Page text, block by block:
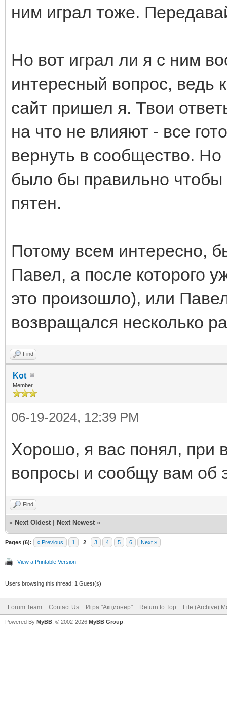
ним играл тоже.
Но вот играл ли я с ним
интересный вопрос, ведь
сайт пришел я. Твои
на что не влияют - все
вернуть в сообщество.
было бы правильно
пятен.
Потому всем интересно,
Павел, а после которого
это произошло), или
возвращался несколько
Find
Kot
Member
06-19-2024, 12:39 PM
Хорошо, я вас понял, при
вопросы и сообщу вам об
Find
« Next Oldest Next Newest »
Pages (6): « Previous 1 2 3 4 5 6 Next »
View a Printable Version
Users browsing this thread: 1 Guest(s)
Forum Team Contact Us Игра "Акционер" Return to Top Lite (Archive)
Powered By MyBB , © 2002-2026 MyBB Group